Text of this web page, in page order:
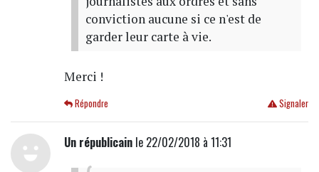
conviction aucune si ce n'est de
garder leur carte à vie.
Merci !
Signaler
Répondre
Un républicainle 22/02/2018 à 11:31